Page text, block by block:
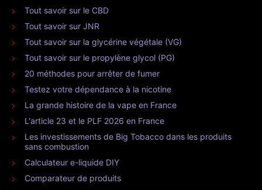
Tout savoir sur le CBD
Tout savoir sur JNR
Tout savoir sur la glycérine végétale (VG)
Tout savoir sur le propylène glycol (PG)
20 méthodes pour arrêter de fumer
Testez votre dépendance à la nicotine
La grande histoire de la vape en France
L'article 23 et le PLF 2026 en France
Les investissements de Big Tobacco dans les produits
sans combustion
Calculateur e-liquide DIY
Comparateur de produits